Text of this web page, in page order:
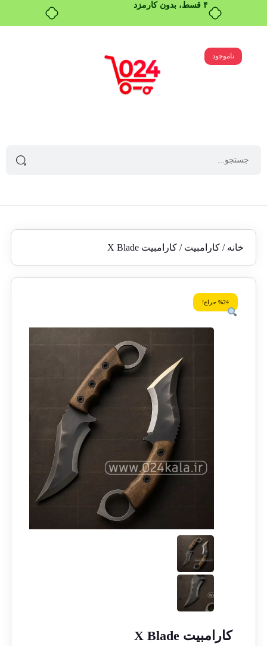
۴ قسط، بدون کارمزد
خانه / کارامبیت / کارامبیت X Blade
%24 حراج!
کارامبیت X Blade
ناموجود